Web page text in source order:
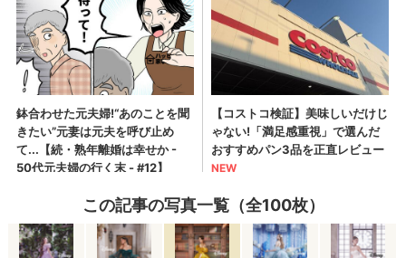
この記事の写真一覧（全100枚）